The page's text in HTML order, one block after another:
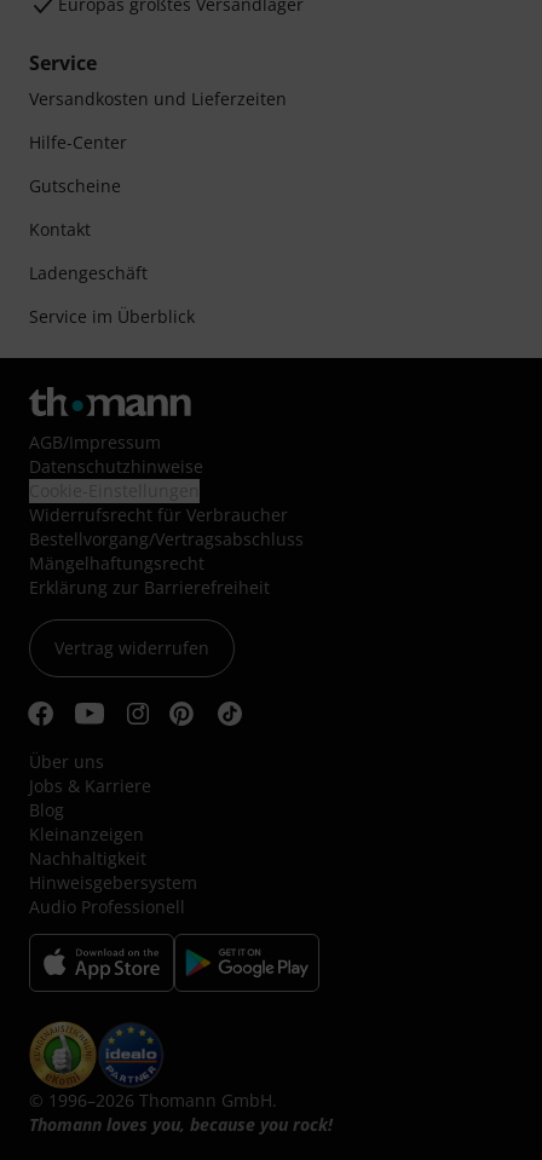
Service
Versandkosten und Lieferzeiten
Hilfe-Center
Gutscheine
Kontakt
Ladengeschäft
Service im Überblick
AGB/Impressum
Datenschutzhinweise
Widerrufsrecht für Verbraucher
Bestellvorgang/Vertragsabschluss
Mängelhaftungsrecht
Erklärung zur Barrierefreiheit
Vertrag widerrufen
Über uns
Jobs & Karriere
Blog
Kleinanzeigen
Nachhaltigkeit
Hinweisgebersystem
Audio Professionell
© 1996–2026 Thomann GmbH.
Thomann loves you, because you rock!